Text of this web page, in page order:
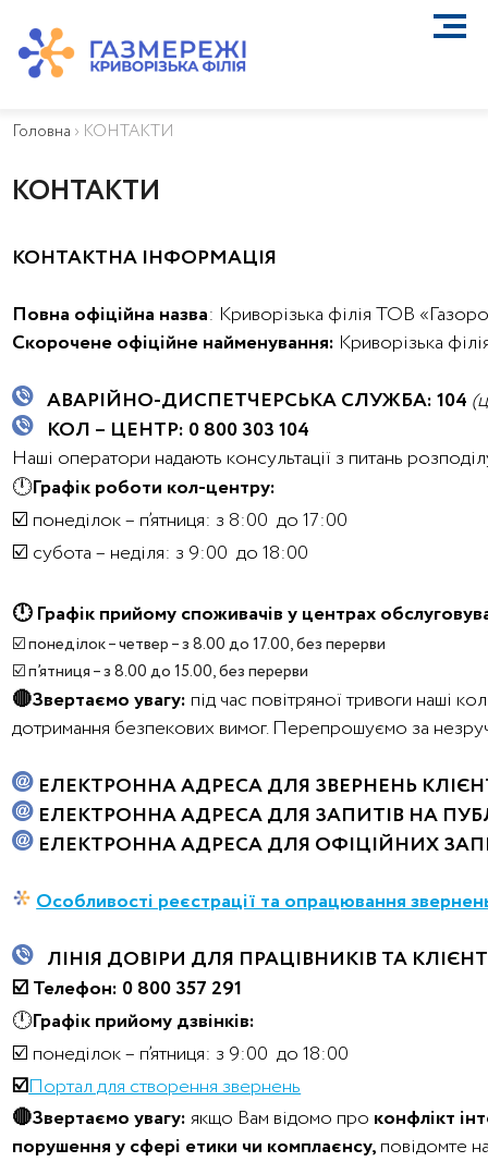
ПРО КОМПАНІЮ
ВАЖЛИВА ІНФОРМАЦІЯ
КАР’ЄРА
Біометан
ОСОБИСТИЙ КАБІНЕТ
Головна › КОНТАКТИ
КОНТАКТИ
КОНТАКТНА ІНФОРМАЦІЯ
Повна офіційна назва: Криворізька філія ТОВ
Скорочене офіційне найменування: Криворізька
АВАРІЙНО-ДИСПЕТЧЕРСЬКА СЛУЖБА: 104
КОЛ – ЦЕНТР: 0 800 303 104
Наші оператори надають консультації з питань
🕛Графік роботи кол-центру:
☑️ понеділок – п’ятниця: з 8:00 до 17:00
☑️ субота – неділя: з 9:00 до 18:00
🕛 Графік прийому споживачів у центрах
☑️ понеділок – четвер – з 8.00 до 17.00, без перерви
☑️ п’ятниця – з 8.00 до 15.00, без перерви
🔴Звертаємо увагу: під час повітряної тривоги наші
дотримання безпекових вимог. Перепрошуємо за
ЕЛЕКТРОННА АДРЕСА ДЛЯ ЗВЕРНЕНЬ
ЕЛЕКТРОННА АДРЕСА ДЛЯ ЗАПИТІВ НА
ЕЛЕКТРОННА АДРЕСА ДЛЯ ОФІЦІЙНИХ
Особливості реєстрації та опрацювання
ЛІНІЯ ДОВІРИ ДЛЯ ПРАЦІВНИКІВ ТА
☑️ Телефон: 0 800 357 291
🕛Графік прийому дзвінків:
☑️ понеділок – п’ятниця: з 9:00 до 18:00
☑️Портал для створення звернень
🔴Звертаємо увагу:якщо Вам відомо про конфлікт
порушення у сфері етики чи комплаєнсу,повідомте